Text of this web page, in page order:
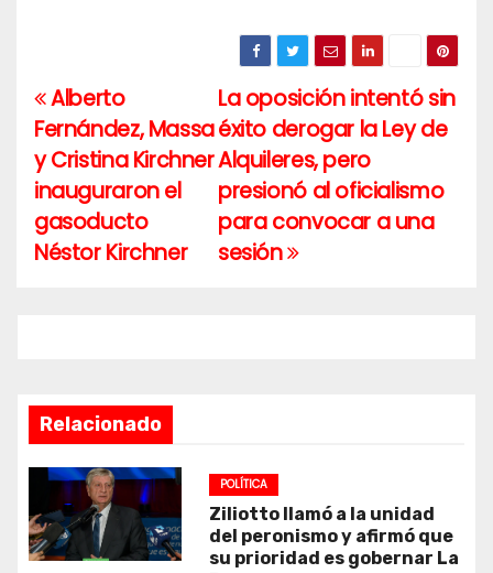
Navegación
de
entradas
La oposición intentó sin
éxito derogar la Ley de
Alquileres, pero
presionó al oficialismo
para convocar a una
sesión
Alberto
Fernández, Massa
y Cristina Kirchner
inauguraron el
gasoducto
Néstor Kirchner
Relacionado
POLÍTICA
Ziliotto llamó a la unidad
del peronismo y afirmó que
su prioridad es gobernar La